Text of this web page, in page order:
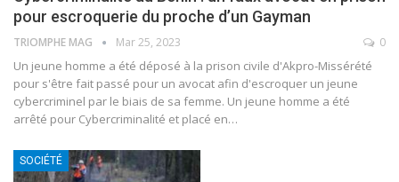
pour escroquerie du proche d’un Gayman
TRIOMPHE MAG Mar 25, 2023 0
Un jeune homme a été déposé à la prison civile d'Akpro-Missérété
pour s'être fait passé pour un avocat afin d'escroquer un jeune
cybercriminel par le biais de sa femme. Un jeune homme a été
arrêté pour Cybercriminalité et placé en…
SOCIÉTÉ